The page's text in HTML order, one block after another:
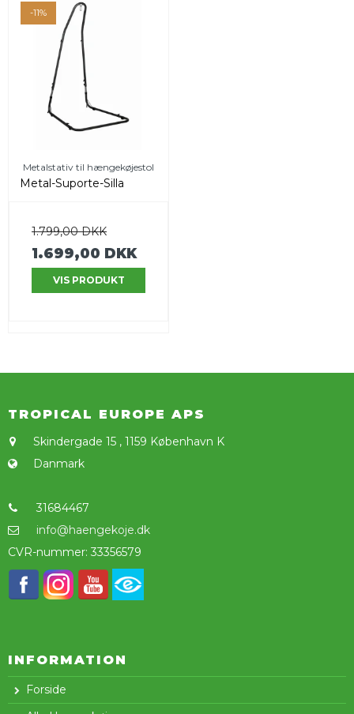
-11%
Metalstativ til hængekøjestol
Metal-Suporte-Silla
1.799,00 DKK
1.699,00 DKK
VIS PRODUKT
TROPICAL EUROPE APS
Skindergade 15 , 1159 København K
Danmark
31684467
info@haengekoje.dk
CVR-nummer: 33356579
INFORMATION
Forside